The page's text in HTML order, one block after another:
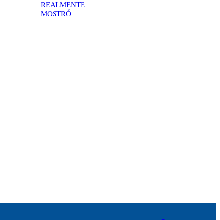
REALMENTE
MOSTRÓ